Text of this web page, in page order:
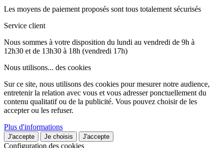
Les moyens de paiement proposés sont tous totalement sécurisés
Service client
Nous sommes à votre disposition du lundi au vendredi de 9h à
12h30 et de 13h30 à 18h (vendredi 17h)
Nous utilisons... des cookies
Sur ce site, nous utilisons des cookies pour mesurer notre audience,
entretenir la relation avec vous et vous adresser ponctuellement du
contenu qualitatif ou de la publicité. Vous pouvez choisir de les
accepter ou les refuser.
Plus d'informations
J'accepte Je choisis J'accepte
Configuration des cookies